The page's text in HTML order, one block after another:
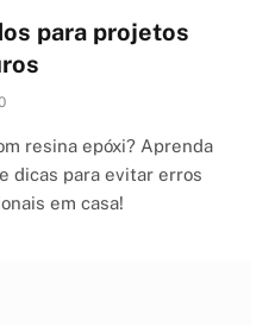
para projetos
resina epóxi? Aprenda
dicas para evitar erros
em casa!